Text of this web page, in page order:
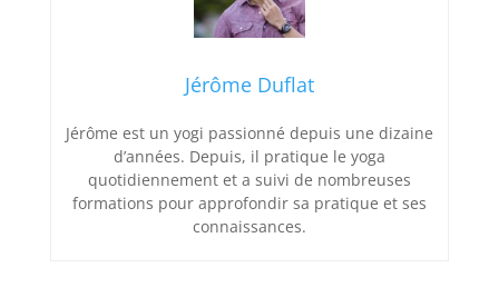
Jérôme Duflat
Jérôme est un yogi passionné depuis une dizaine
d’années. Depuis, il pratique le yoga
quotidiennement et a suivi de nombreuses
formations pour approfondir sa pratique et ses
connaissances.